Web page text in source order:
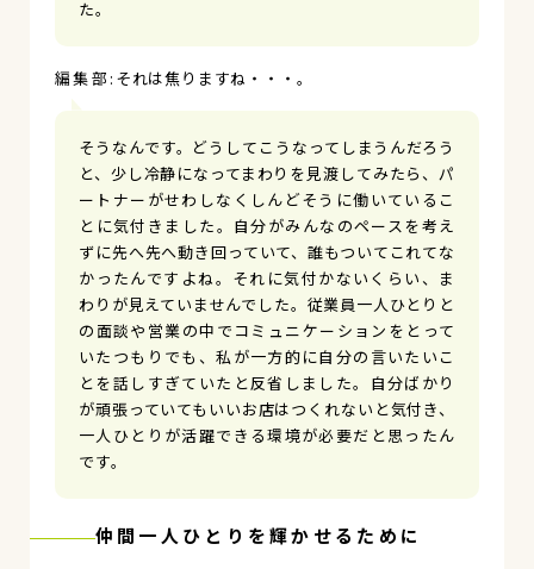
た。
それは焦りますね・・・。
そうなんです。どうしてこうなってしまうんだろう
と、少し冷静になってまわりを見渡してみたら、パ
ートナーがせわしなくしんどそうに働いているこ
とに気付きました。自分がみんなのペースを考え
ずに先へ先へ動き回っていて、誰もついてこれてな
かったんですよね。それに気付かないくらい、ま
わりが見えていませんでした。従業員一人ひとりと
の面談や営業の中でコミュニケーションをとって
いたつもりでも、私が一方的に自分の言いたいこ
とを話しすぎていたと反省しました。自分ばかり
が頑張っていてもいいお店はつくれないと気付き、
一人ひとりが活躍できる環境が必要だと思ったん
です。
仲間一人ひとりを輝かせるために